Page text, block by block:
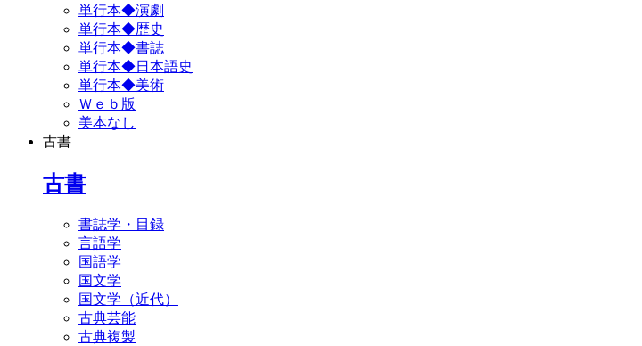
単行本◆演劇
単行本◆歴史
単行本◆書誌
単行本◆日本語史
単行本◆美術
Ｗｅｂ版
美本なし
古書
古書
書誌学・目録
言語学
国語学
国文学
国文学（近代）
古典芸能
古典複製